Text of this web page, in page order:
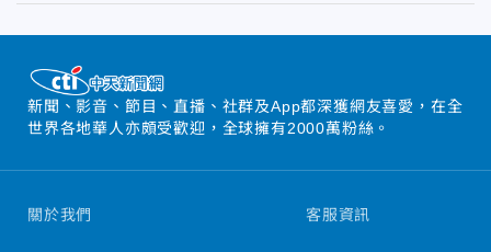
新聞、影音、節目、直播、社群及App都深獲網友喜愛，在全
世界各地華人亦頗受歡迎，全球擁有2000萬粉絲。
關於我們 客服資訊